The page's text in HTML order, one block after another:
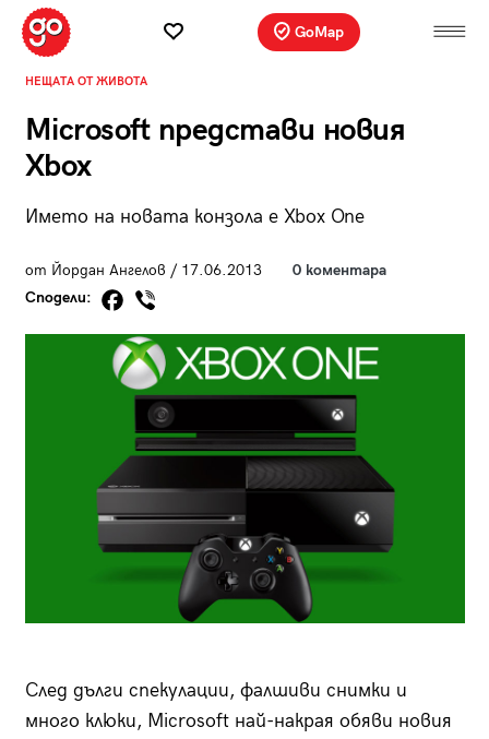
GoMap
НЕЩАТА ОТ ЖИВОТА
Microsoft представи новия
Xbox
Името на новата конзола е Xbox One
от Йордан Ангелов / 17.06.2013
0 коментара
Сподели:
След дълги спекулации, фалшиви снимки и
много клюки, Microsoft най-накрая обяви новия